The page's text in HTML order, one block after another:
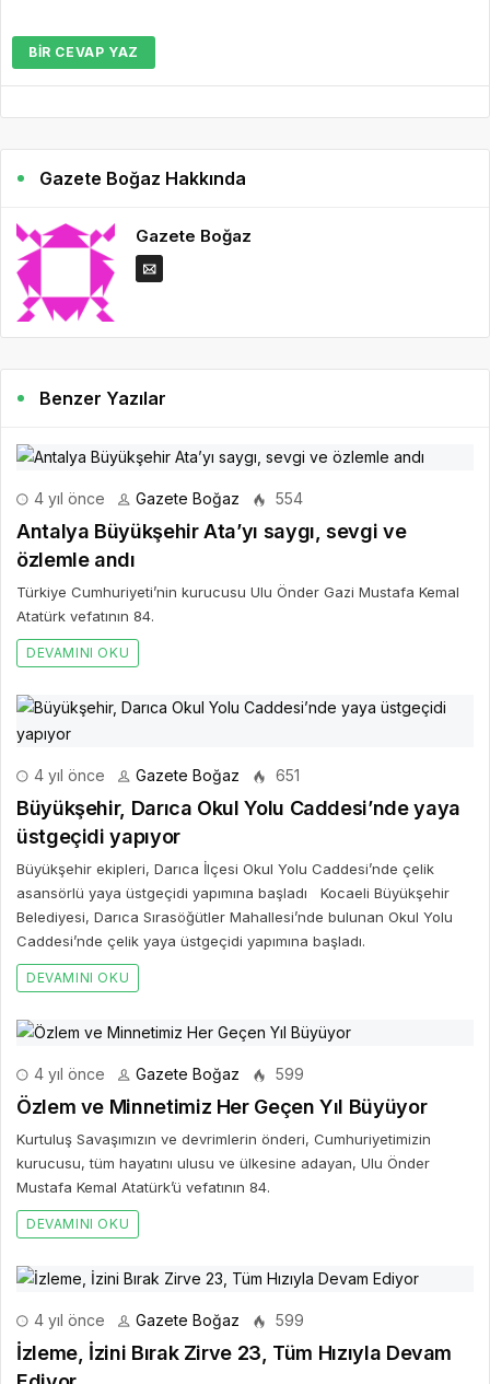
BIR CEVAP YAZ
Gazete Boğaz Hakkında
Gazete Boğaz
Benzer Yazılar
4 yıl önce Gazete Boğaz 554
Antalya Büyükşehir Ata’yı saygı, sevgi ve
özlemle andı
Türkiye Cumhuriyeti’nin kurucusu Ulu Önder Gazi Mustafa Kemal
Atatürk vefatının 84.
DEVAMINI OKU
4 yıl önce Gazete Boğaz 651
Büyükşehir, Darıca Okul Yolu Caddesi’nde yaya
üstgeçidi yapıyor
Büyükşehir ekipleri, Darıca İlçesi Okul Yolu Caddesi’nde çelik
asansörlü yaya üstgeçidi yapımına başladı Kocaeli Büyükşehir
Belediyesi, Darıca Sırasöğütler Mahallesi’nde bulunan Okul Yolu
Caddesi’nde çelik yaya üstgeçidi yapımına başladı.
DEVAMINI OKU
4 yıl önce Gazete Boğaz 599
Özlem ve Minnetimiz Her Geçen Yıl Büyüyor
Kurtuluş Savaşımızın ve devrimlerin önderi, Cumhuriyetimizin
kurucusu, tüm hayatını ulusu ve ülkesine adayan, Ulu Önder
Mustafa Kemal Atatürk’ü vefatının 84.
DEVAMINI OKU
4 yıl önce Gazete Boğaz 599
İzleme, İzini Bırak Zirve 23, Tüm Hızıyla Devam